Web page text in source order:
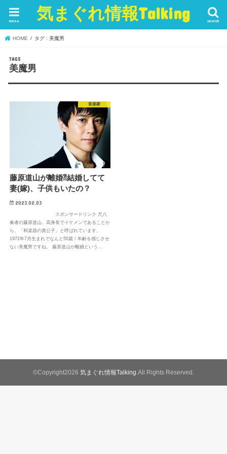
気まぐれ情報Talking search
menu
HOME タグ : 美魔男
美魔男
音楽家
藤原道山が離婚⁈結婚してて
妻(嫁)、子供もいたの？
2023.02.03
スポンサードリンク 尺八
奏者の藤原道山。高身長でイケメンであることか
ら、「和楽器の貴公子」と呼ばれています。
1972年7月生まれでなんと50歳！年齢を感じさせ
ない美魔男ですね。 藤原道山が離婚という…
©Copyright2026 気まぐれ情報Talking .All Rights Reserved.